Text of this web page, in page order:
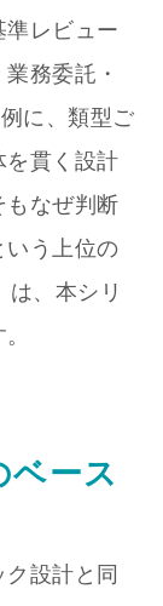
レビュー
務委託・
に、類型ご
を貫く設計
もなぜ判断
いう上位の
、本シリ
ベース
設計と同